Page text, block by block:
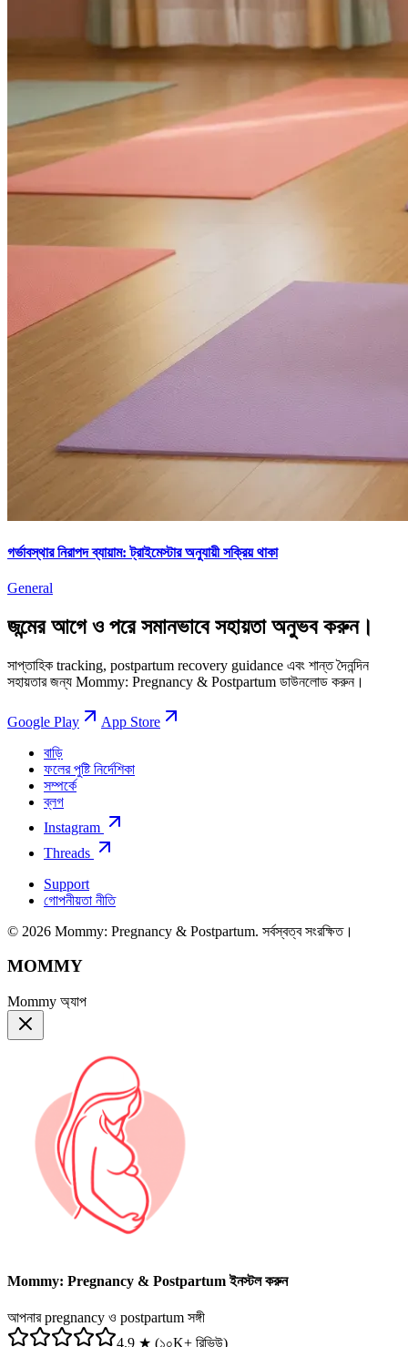
গর্ভাবস্থার নিরাপদ ব্যায়াম: ট্রাইমেস্টার অনুযায়ী সক্রিয় থাকা
General
জন্মের আগে ও পরে সমানভাবে সহায়তা অনুভব করুন।
সাপ্তাহিক tracking, postpartum recovery guidance এবং শান্ত দৈনন্দিন
সহায়তার জন্য Mommy: Pregnancy & Postpartum ডাউনলোড করুন।
Google Play
App Store
বাড়ি
ফলের পুষ্টি নির্দেশিকা
সম্পর্কে
ব্লগ
Instagram
Threads
Support
গোপনীয়তা নীতি
© 2026 Mommy: Pregnancy & Postpartum. সর্বস্বত্ব সংরক্ষিত।
MOMMY
Mommy অ্যাপ
Mommy: Pregnancy & Postpartum ইনস্টল করুন
আপনার pregnancy ও postpartum সঙ্গী
4.9 ★ (১০K+ রিভিউ)